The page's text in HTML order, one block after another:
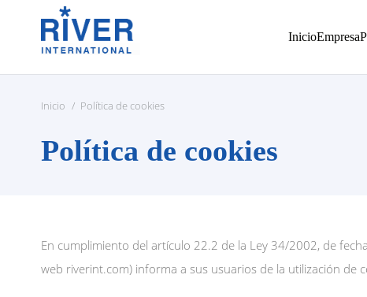
InicioEmpresa
Inicio / Política de cookies
Política de cookies
En cumplimiento del artículo 22.2 de la Ley 34/2002, de
web riverint.com) informa a sus usuarios de la utilización de